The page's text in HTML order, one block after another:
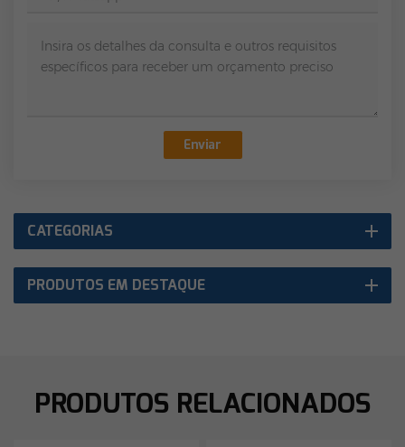
Enviar
CATEGORIAS
PRODUTOS EM DESTAQUE
PRODUTOS RELACIONADOS